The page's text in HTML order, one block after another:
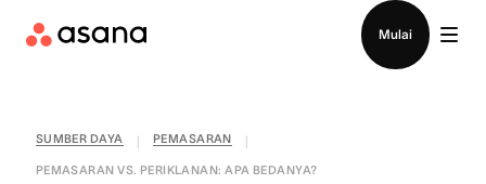
Mulai
SUMBER DAYA PEMASARAN
PEMASARAN VS. PERIKLANAN: APA BEDANYA?